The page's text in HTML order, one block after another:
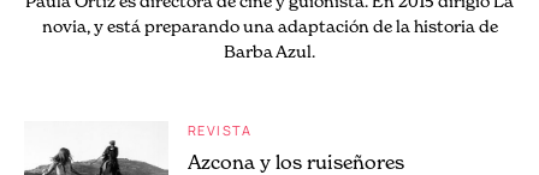
novia, y está preparando una adaptación de la historia de
Barba Azul.
REVISTA
Azcona y los ruiseñores